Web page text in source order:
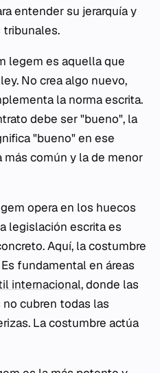
entender su jerarquía y
tribunales.
legem es aquella que
No crea algo nuevo,
la norma escrita.
debe ser "bueno", la
"bueno" en ese
común y la de menor
opera en los huecos
legislación escrita es
Aquí, la costumbre
fundamental en áreas
internacional, donde las
cubren todas las
La costumbre actúa